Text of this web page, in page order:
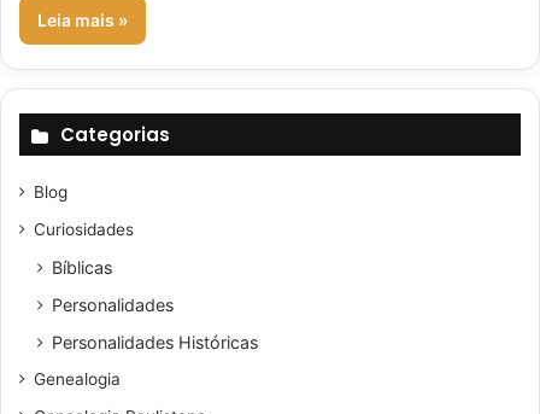
Leia mais »
Categorias
Blog
Curiosidades
Bíblicas
Personalidades
Personalidades Históricas
Genealogia